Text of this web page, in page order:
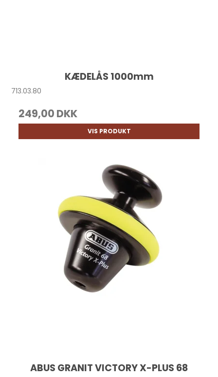
KÆDELÅS 1000mm
713.03.80
249,00 DKK
VIS PRODUKT
ABUS GRANIT VICTORY X-PLUS 68